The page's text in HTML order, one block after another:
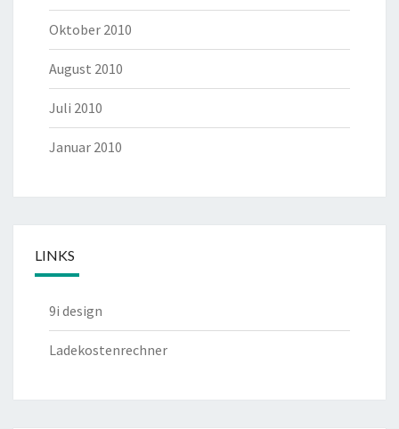
Oktober 2010
August 2010
Juli 2010
Januar 2010
LINKS
9i design
Ladekostenrechner